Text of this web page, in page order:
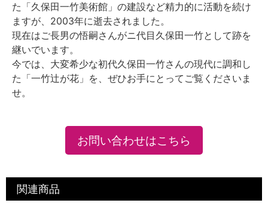
た「久保田一竹美術館」の建設など精力的に活動を続け
ますが、2003年に逝去されました。
現在はご長男の悟嗣さんがニ代目久保田一竹として跡を
継いでいます。
今では、大変希少な初代久保田一竹さんの現代に調和し
た「一竹辻が花」を、ぜひお手にとってご覧くださいま
せ。
お問い合わせはこちら
関連商品